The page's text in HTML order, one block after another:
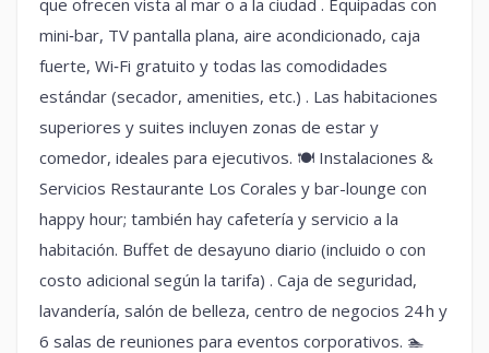
mini‑bar, TV pantalla plana, aire acondicionado, caja
fuerte, Wi‑Fi gratuito y todas las comodidades
estándar (secador, amenities, etc.) . Las habitaciones
superiores y suites incluyen zonas de estar y
comedor, ideales para ejecutivos. 🍽 Instalaciones &
Servicios Restaurante Los Corales y bar-lounge con
happy hour; también hay cafetería y servicio a la
habitación. Buffet de desayuno diario (incluido o con
costo adicional según la tarifa) . Caja de seguridad,
lavandería, salón de belleza, centro de negocios 24 h y
6 salas de reuniones para eventos corporativos. 🏊